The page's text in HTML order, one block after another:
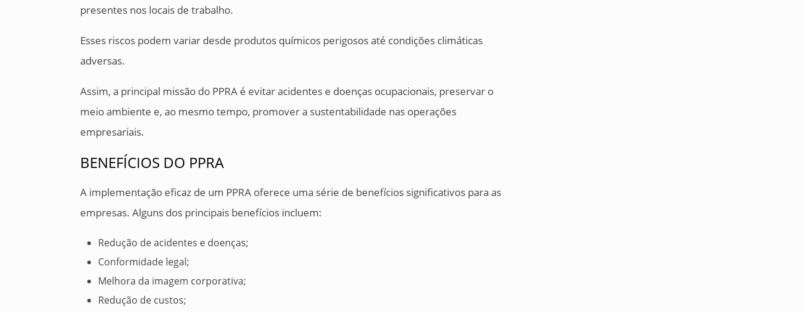
presentes nos locais de trabalho.
Esses riscos podem variar desde produtos químicos perigosos até condições climáticas
adversas.
Assim, a principal missão do PPRA é evitar acidentes e doenças ocupacionais, preservar o
meio ambiente e, ao mesmo tempo, promover a sustentabilidade nas operações
empresariais.
BENEFÍCIOS DO PPRA
A implementação eficaz de um PPRA oferece uma série de benefícios significativos para as
empresas. Alguns dos principais benefícios incluem:
Redução de acidentes e doenças;
Conformidade legal;
Melhora da imagem corporativa;
Redução de custos;